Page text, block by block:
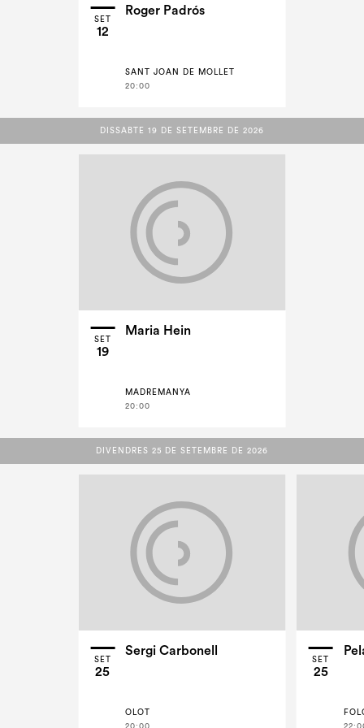
SET
12
Roger Padrós
SANT JOAN DE MOLLET
20:00
DISSABTE 19 DE SETEMBRE DE 2026
DISSABTE 19 DE SETEMBRE DE 2026
SET
19
Maria Hein
MADREMANYA
20:00
DIVENDRES 25 DE SETEMBRE DE 2026
DIVENDRES 25 DE SETEMBRE DE 2026
SET
25
Sergi Carbonell
OLOT
20:00
SET
25